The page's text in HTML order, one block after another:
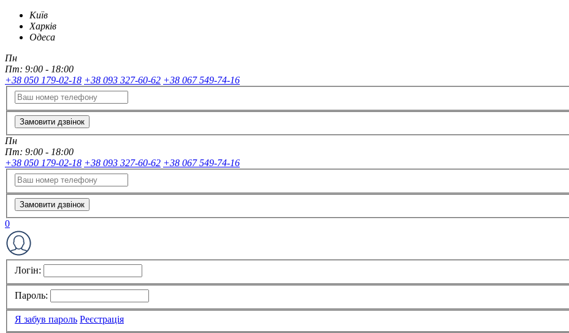
Київ
Харків
Одеса
Пн
Пт: 9:00 - 18:00
+38 050 179-02-18 +38 093 327-60-62 +38 067 549-74-16
Замовити дзвінок
Пн
Пт: 9:00 - 18:00
+38 050 179-02-18 +38 093 327-60-62 +38 067 549-74-16
Замовити дзвінок
0
Логін:
Пароль:
Я забув пароль Реєстрація